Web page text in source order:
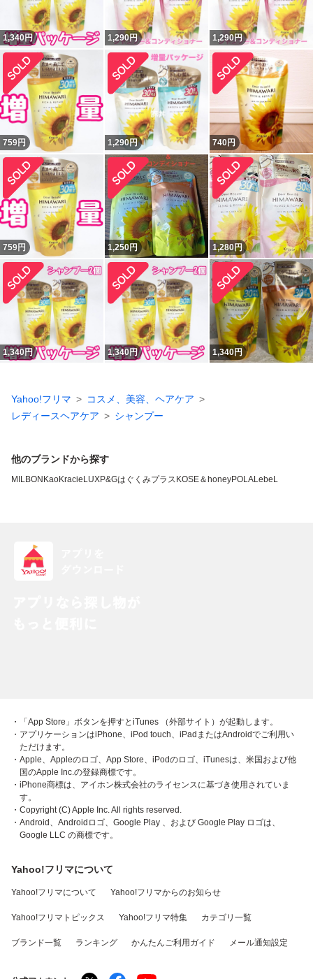
1,340円 1,290円 1,290円
759円 1,290円 740円
759円 1,250円 1,280円
1,340円 1,340円 1,340円
Yahoo!フリマ
コスメ、美容、ヘアケア
レディースヘアケア
シャンプー
他のブランドから探す
MILBON KaoKracie LUXP&Gはぐくみプラス KOSE＆honeyPOLALebeL
・「App Store」ボタンを押すとiTunes （外部サイト）が起動します。
・アプリケーションはiPhone、iPod touch、iPadまたはAndroidでご利用い
ただけます。
・Apple、Appleのロゴ、App Store、iPodのロゴ、iTunesは、米国および他
国のApple Inc.の登録商標です。
・iPhone商標は、アイホン株式会社のライセンスに基づき使用されていま
す。
・Copyright (C) Apple Inc. All rights reserved.
・Android、Androidロゴ、Google Play 、および Google Play ロゴは、
Google LLC の商標です。
Yahoo!フリマについて
Yahoo!フリマについて Yahoo!フリマからのお知らせ
Yahoo!フリマトピックス Yahoo!フリマ特集 カテゴリ一覧
ブランド一覧 ランキング かんたんご利用ガイド メール通知設定